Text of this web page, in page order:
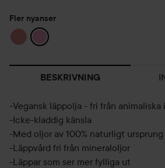
Fler nyanser
BESKRIVNING
-Vegansk läppolja - fri från animaliska
-Icke-kladdig känsla
-Med oljor av 100% naturligt ursprung
-Läppvård fri från mineraloljor
-Läppar som ser mer fylliga ut